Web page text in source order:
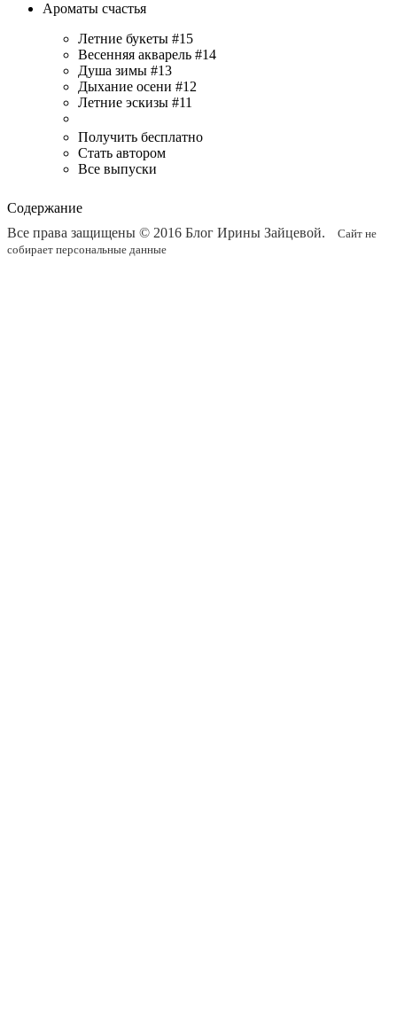
Ароматы счастья
Летние букеты #15
Весенняя акварель #14
Душа зимы #13
Дыхание осени #12
Летние эскизы #11
Получить бесплатно
Стать автором
Все выпуски
Содержание
Все права защищены © 2016 Блог Ирины Зайцевой.
Сайт не
собирает персональные данные